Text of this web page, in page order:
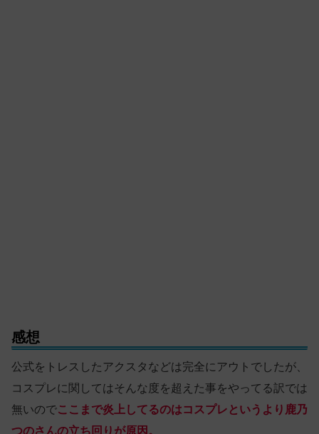
感想
公式をトレスしたアクスタなどは完全にアウトでしたが、
コスプレに関してはそんな度を超えた事をやってる訳では
無いのでここまで炎上してるのはコスプレというより鹿乃
つのさんの立ち回りが原因。